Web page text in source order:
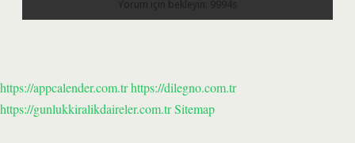
https://appcalender.com.trhttps://dilegno.com.tr
https://gunlukkiralikdaireler.com.trSitemap